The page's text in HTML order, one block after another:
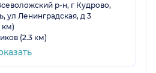
р-н, г Кудрово,
ул Ленинградская, д 3
км)
(2.3 км)